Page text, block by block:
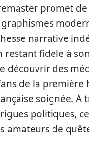
promet de
narrative
fidèle à
découvrir des
de la première
soignée. À
politiques,
amateurs de